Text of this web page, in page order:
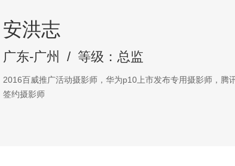
安洪志
广东-广州 / 等级：总监
2016百威推广活动摄影师，华为p10上市发布专用摄影师，
签约摄影师